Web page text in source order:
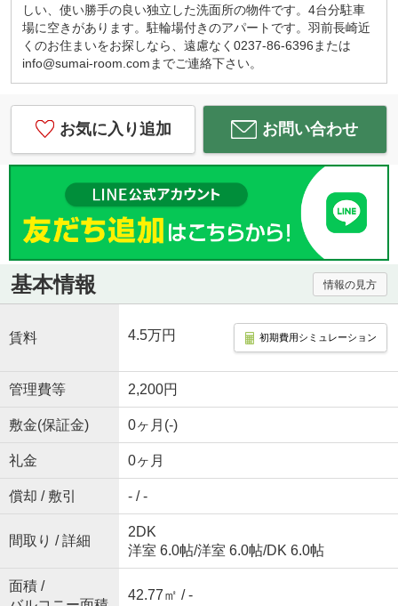
しい、使い勝手の良い独立した洗面所の物件です。4台分駐車
場に空きがあります。駐輪場付きのアパートです。羽前長崎近
くのお住まいをお探しなら、遠慮なく0237-86-6396または
info@sumai-room.comまでご連絡下さい。
お気に入り追加 お問い合わせ
基本情報 情報の見方
賃料 4.5万円 初期費用シミュレーション
管理費等 2,200円
敷金(保証金) 0ヶ月(-)
礼金 0ヶ月
償却 / 敷引 - / -
間取り / 詳細
2DK
洋室 6.0帖/洋室 6.0帖/DK 6.0帖
面積 /
42.77㎡ / -